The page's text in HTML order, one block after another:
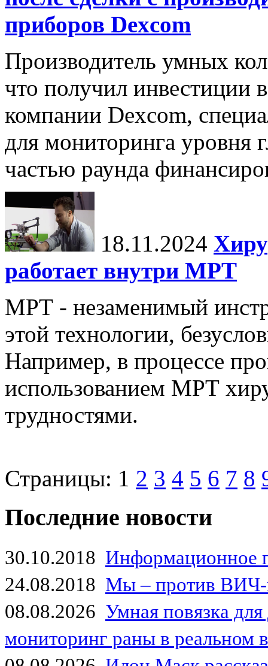
приборов Dexcom
Производитель умных
что получил инвестиции
компании Dexcom,
для мониторинга уровня
частью раунда
18.11.2024
работает внутри МРТ
МРТ - незаменимый
этой технологии,
Например, в процессе
использованием МРТ
трудностями.
Страницы: 1 2 3 4 5 6 7 8
Последние новости
30.10.2018 Информационное
24.08.2018 Мы – против
08.08.2026 Умная повязка
мониторинг раны в реальном